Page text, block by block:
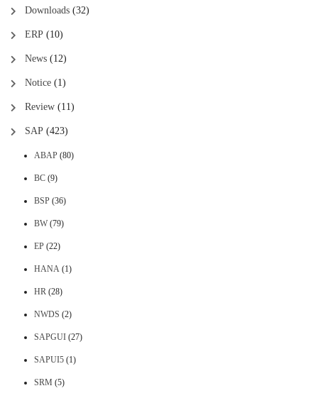
Downloads (32)
ERP (10)
News (12)
Notice (1)
Review (11)
SAP (423)
ABAP (80)
BC (9)
BSP (36)
BW (79)
EP (22)
HANA (1)
HR (28)
NWDS (2)
SAPGUI (27)
SAPUI5 (1)
SRM (5)